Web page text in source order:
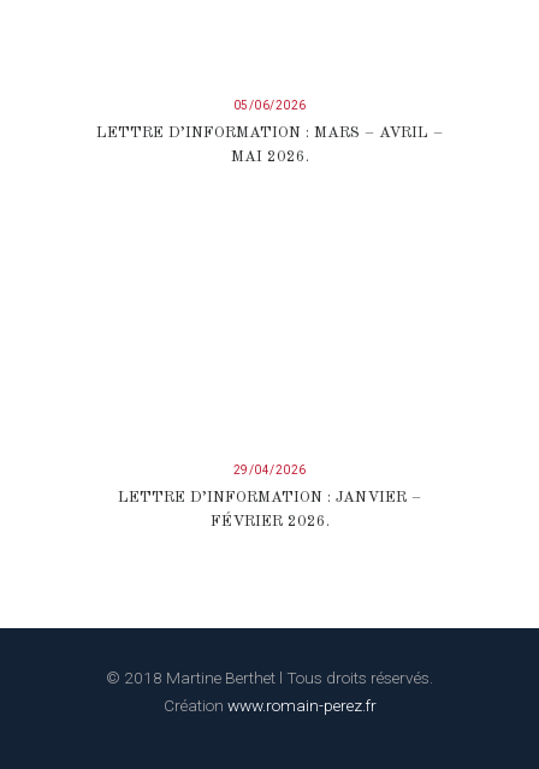
05/06/2026
LETTRE D’INFORMATION : MARS – AVRIL –
MAI 2026.
29/04/2026
LETTRE D’INFORMATION : JANVIER –
FÉVRIER 2026.
© 2018 Martine Berthet l Tous droits réservés.
Création www.romain-perez.fr